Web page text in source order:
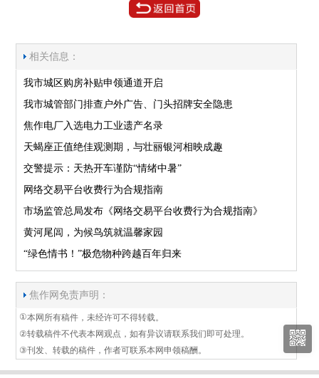
相关信息：
我市城区购房补贴申领通道开启
我市城管部门排查户外广告、门头招牌安全隐患
焦作电厂入选电力工业遗产名录
天蝎座正值绝佳观测期，与壮丽银河相映成趣
交警提示：天热开车谨防“情绪中暑”
网络交易平台收费行为合规指南
市场监管总局发布《网络交易平台收费行为合规指南》
黄河尾闾，为候鸟筑就温馨家园
“绿色情书！”极危物种跨越百年归来
焦作网免责声明：
①本网所有稿件，未经许可不得转载。
②转载稿件不代表本网观点，如有异议请联系我们即可处理。
③刊发、转载的稿件，作者可联系本网申领稿酬。